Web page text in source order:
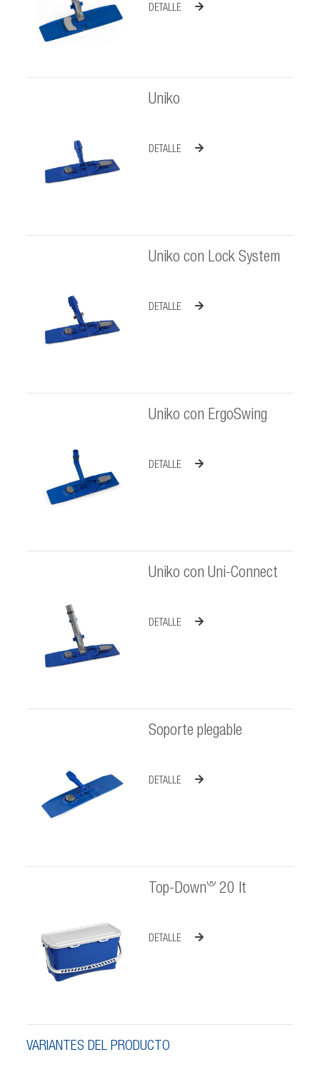
DETALLE
Uniko
DETALLE
Uniko con Lock System
DETALLE
Uniko con ErgoSwing
DETALLE
Uniko con Uni-Connect
DETALLE
Soporte plegable
DETALLE
Top-Down®20 lt
DETALLE
VARIANTES DEL PRODUCTO